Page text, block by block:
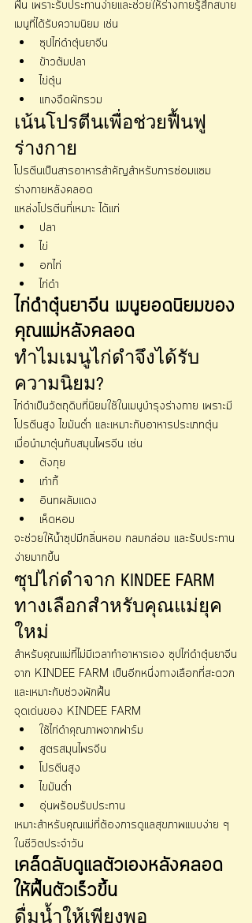
ฟื้น เพราะรับประทานง่ายและช่วยให้ร่างกายรู้สึกสบาย
เมนูที่ได้รับความนิยม เช่น
ซุปไก่ดำตุ๋นยาจีน
ข้าวต้มปลา
ไข่ตุ๋น
แกงจืดผักรวม
เน้นโปรตีนเพื่อช่วยฟื้นฟู
ร่างกาย
โปรตีนเป็นสารอาหารสำคัญสำหรับการซ่อมแซม
ร่างกายหลังคลอด
แหล่งโปรตีนที่เหมาะ ได้แก่
ปลา
ไข่
อกไก่
ไก่ดำ
ไก่ดำตุ๋นยาจีน เมนูยอดนิยมของ
คุณแม่หลังคลอด
ทำไมเมนูไก่ดำจึงได้รับ
ความนิยม?
ไก่ดำเป็นวัตถุดิบที่นิยมใช้ในเมนูบำรุงร่างกาย เพราะมี
โปรตีนสูง ไขมันต่ำ และเหมาะกับอาหารประเภทตุ๋น
เมื่อนำมาตุ๋นกับสมุนไพรจีน เช่น
ตังกุย
เก๋ากี้
อินทผลัมแดง
เห็ดหอม
จะช่วยให้น้ำซุปมีกลิ่นหอม กลมกล่อม และรับประทาน
ง่ายมากขึ้น
ซุปไก่ดำจาก KINDEE FARM
ทางเลือกสำหรับคุณแม่ยุค
ใหม่
สำหรับคุณแม่ที่ไม่มีเวลาทำอาหารเอง ซุปไก่ดำตุ๋นยาจีน
จาก KINDEE FARM เป็นอีกหนึ่งทางเลือกที่สะดวก
และเหมาะกับช่วงพักฟื้น
จุดเด่นของ KINDEE FARM
ใช้ไก่ดำคุณภาพจากฟาร์ม
สูตรสมุนไพรจีน
โปรตีนสูง
ไขมันต่ำ
อุ่นพร้อมรับประทาน
เหมาะสำหรับคุณแม่ที่ต้องการดูแลสุขภาพแบบง่าย ๆ
ในชีวิตประจำวัน
เคล็ดลับดูแลตัวเองหลังคลอด
ให้ฟื้นตัวเร็วขึ้น
ดื่มน้ำให้เพียงพอ